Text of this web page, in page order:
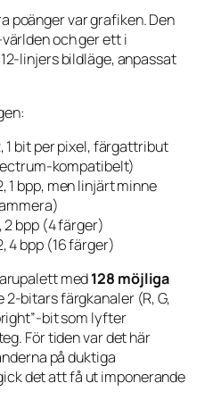
poänger var grafiken. Den
och ger ett i
linjers bildläge, anpassat
1 bit per pixel, färgattribut
kompatibelt)
1 bpp, men linjärt minne
2 bpp (4 färger)
4 bpp (16 färger)
med128 möjliga
2-bitars färgkanaler (R, G,
bit som lyfter
För tiden var det här
på duktiga
det att få ut imponerande